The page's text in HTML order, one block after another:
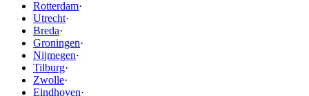
Rotterdam·
Utrecht·
Breda·
Groningen·
Nijmegen·
Tilburg·
Zwolle·
Eindhoven·